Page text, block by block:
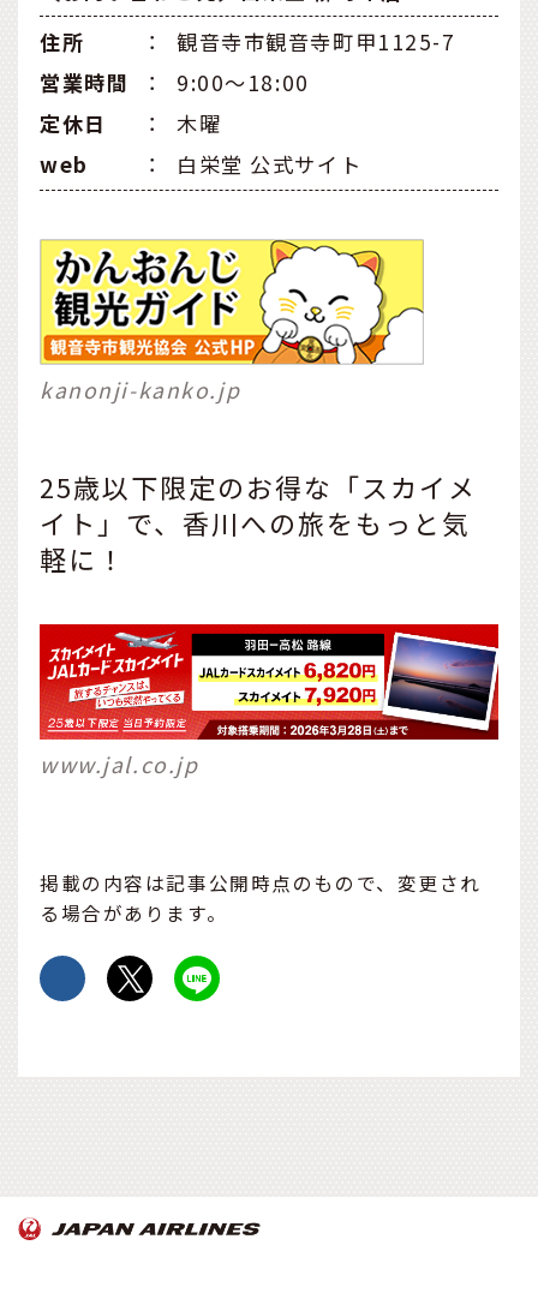
住所
：
観音寺市観音寺町甲1125-7
営業時間
：
9:00〜18:00
定休日
：
木曜
web
： 白栄堂 公式サイト
kanonji-kanko.jp
25歳以下限定のお得な「スカイメ
イト」で、香川への旅をもっと気
軽に！
www.jal.co.jp
掲載の内容は記事公開時点のもので、変更され
る場合があります。